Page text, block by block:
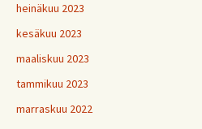
heinäkuu 2023
kesäkuu 2023
maaliskuu 2023
tammikuu 2023
marraskuu 2022